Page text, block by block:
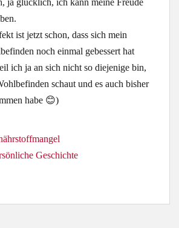
ist jetzt schon, dass sich mein
noch einmal gebessert hat
ich ja an sich nicht so diejenige bin,
schaut und es auch bisher
habe 😊)
Geschichte